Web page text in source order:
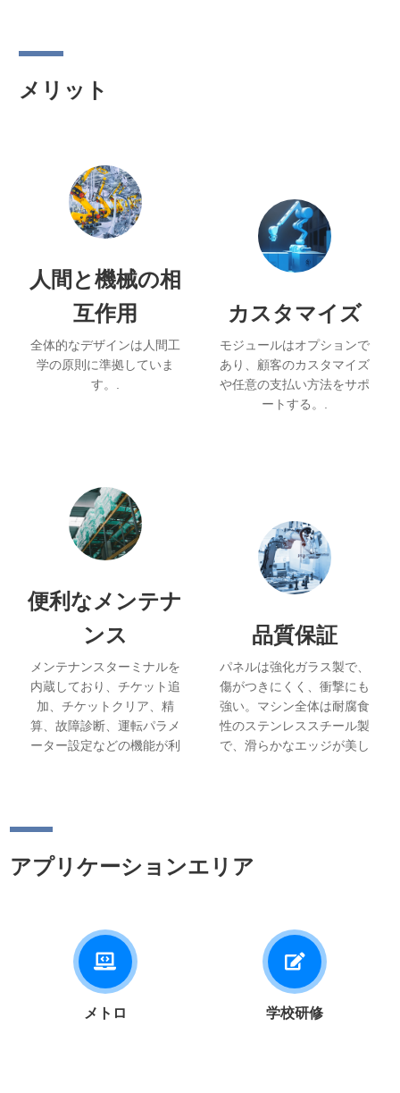
メリット
人間と機械の相
互作用
全体的なデザインは人間工
学の原則に準拠していま
す。.
カスタマイズ
モジュールはオプションで
あり、顧客のカスタマイズ
や任意の支払い方法をサポ
ートする。.
便利なメンテナ
ンス
メンテナンスターミナルを
内蔵しており、チケット追
加、チケットクリア、精
算、故障診断、運転パラメ
ーター設定などの機能が利
ュールをレール上に引き出
対応が可能。.
品質保証
パネルは強化ガラス製で、
傷がつきにくく、衝撃にも
強い。マシン全体は耐腐食
性のステンレススチール製
で、滑らかなエッジが美し
アプリケーションエリア
メトロ 学校研修